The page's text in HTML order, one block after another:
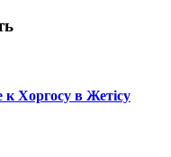
Хоргосу в Жетісу